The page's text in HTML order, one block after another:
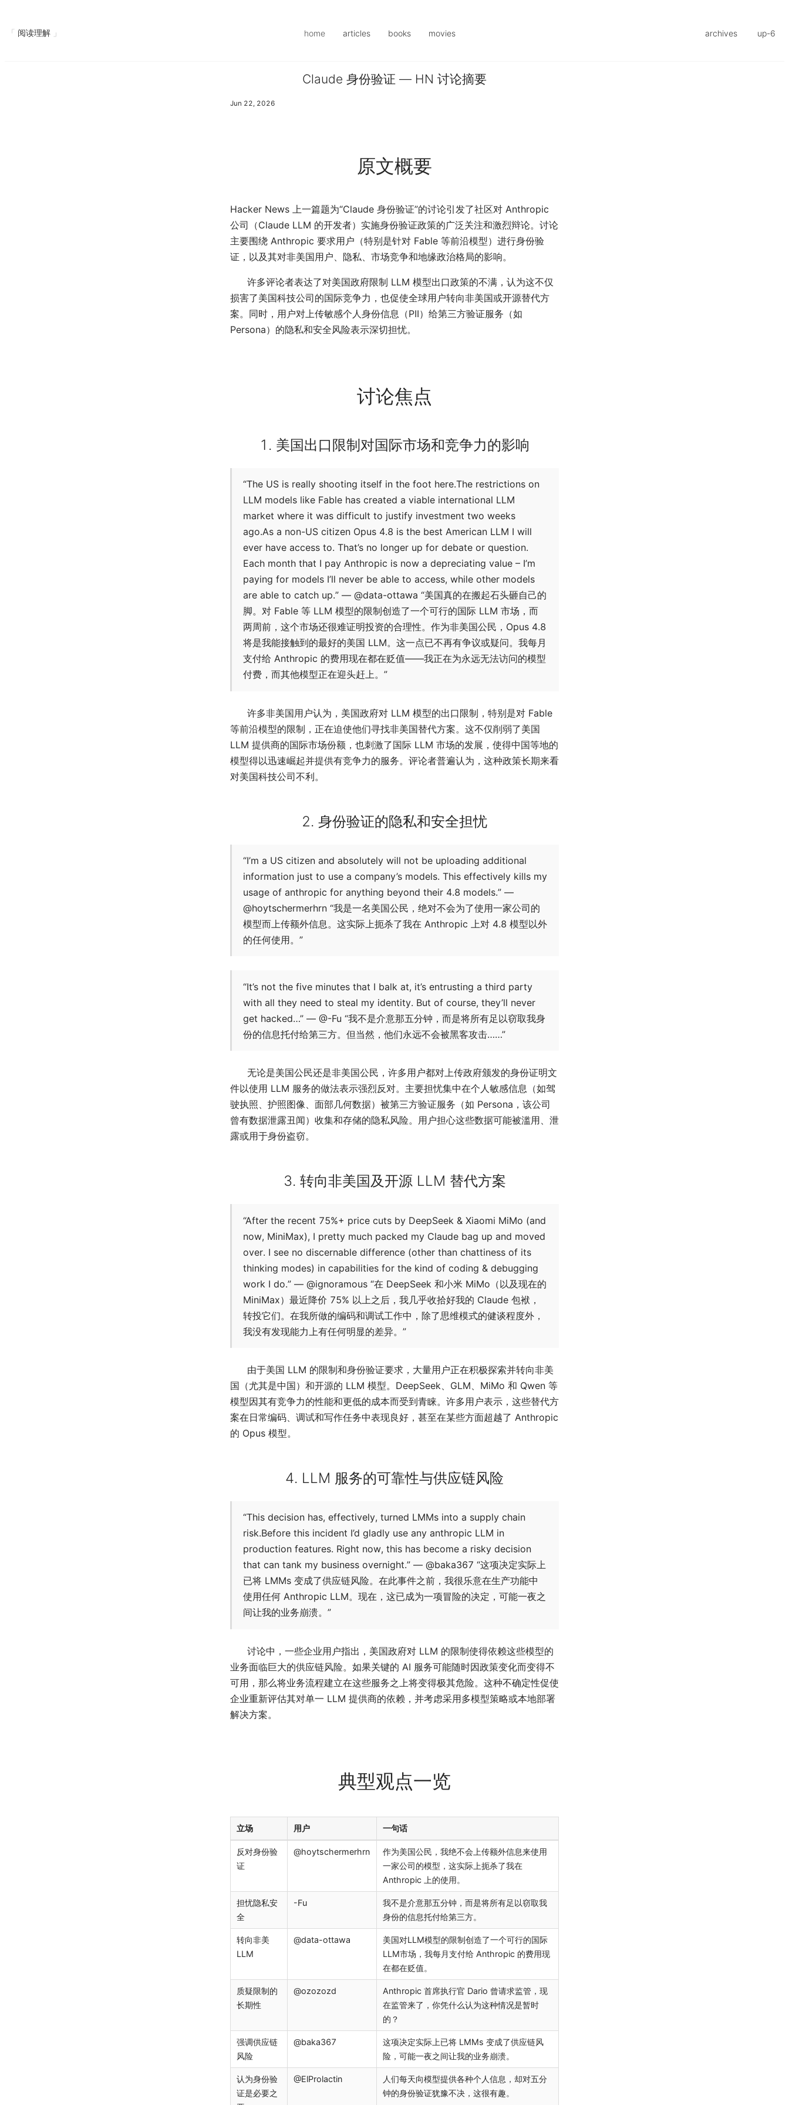
阅读理解 home articles books movies archives up-6
Claude 身份验证 — HN 讨论摘要
Jun 22, 2026
原文概要
Hacker News 上一篇题为“Claude 身份验证”的讨论引发了社区对 Anthropic
公司（Claude LLM 的开发者）实施身份验证政策的广泛关注和激烈辩论。讨论
主要围绕 Anthropic 要求用户（特别是针对 Fable 等前沿模型）进行身份验
证，以及其对非美国用户、隐私、市场竞争和地缘政治格局的影响。
许多评论者表达了对美国政府限制 LLM 模型出口政策的不满，认为这不仅
损害了美国科技公司的国际竞争力，也促使全球用户转向非美国或开源替代方
案。同时，用户对上传敏感个人身份信息（PII）给第三方验证服务（如
Persona）的隐私和安全风险表示深切担忧。
讨论焦点
1. 美国出口限制对国际市场和竞争力的影响
“The US is really shooting itself in the foot here.The restrictions on
LLM models like Fable has created a viable international LLM
market where it was difficult to justify investment two weeks
ago.As a non-US citizen Opus 4.8 is the best American LLM I will
ever have access to. That’s no longer up for debate or question.
Each month that I pay Anthropic is now a depreciating value – I’m
paying for models I’ll never be able to access, while other models
are able to catch up.” — @data-ottawa “美国真的在搬起石头砸自己的
脚。对 Fable 等 LLM 模型的限制创造了一个可行的国际 LLM 市场，而
两周前，这个市场还很难证明投资的合理性。作为非美国公民，Opus 4.8
将是我能接触到的最好的美国 LLM。这一点已不再有争议或疑问。我每月
支付给 Anthropic 的费用现在都在贬值——我正在为永远无法访问的模型
付费，而其他模型正在迎头赶上。”
许多非美国用户认为，美国政府对 LLM 模型的出口限制，特别是对 Fable
等前沿模型的限制，正在迫使他们寻找非美国替代方案。这不仅削弱了美国
LLM 提供商的国际市场份额，也刺激了国际 LLM 市场的发展，使得中国等地的
模型得以迅速崛起并提供有竞争力的服务。评论者普遍认为，这种政策长期来看
对美国科技公司不利。
2. 身份验证的隐私和安全担忧
“I’m a US citizen and absolutely will not be uploading additional
information just to use a company’s models. This effectively kills my
usage of anthropic for anything beyond their 4.8 models.” —
@hoytschermerhrn “我是一名美国公民，绝对不会为了使用一家公司的
模型而上传额外信息。这实际上扼杀了我在 Anthropic 上对 4.8 模型以外
的任何使用。”
“It’s not the five minutes that I balk at, it’s entrusting a third party
with all they need to steal my identity. But of course, they’ll never
get hacked…” — @-Fu “我不是介意那五分钟，而是将所有足以窃取我身
份的信息托付给第三方。但当然，他们永远不会被黑客攻击……”
无论是美国公民还是非美国公民，许多用户都对上传政府颁发的身份证明文
件以使用 LLM 服务的做法表示强烈反对。主要担忧集中在个人敏感信息（如驾
驶执照、护照图像、面部几何数据）被第三方验证服务（如 Persona，该公司
曾有数据泄露丑闻）收集和存储的隐私风险。用户担心这些数据可能被滥用、泄
露或用于身份盗窃。
3. 转向非美国及开源 LLM 替代方案
“After the recent 75%+ price cuts by DeepSeek & Xiaomi MiMo (and
now, MiniMax), I pretty much packed my Claude bag up and moved
over. I see no discernable difference (other than chattiness of its
thinking modes) in capabilities for the kind of coding & debugging
work I do.” — @ignoramous “在 DeepSeek 和小米 MiMo（以及现在的
MiniMax）最近降价 75% 以上之后，我几乎收拾好我的 Claude 包袱，
转投它们。在我所做的编码和调试工作中，除了思维模式的健谈程度外，
我没有发现能力上有任何明显的差异。”
由于美国 LLM 的限制和身份验证要求，大量用户正在积极探索并转向非美
国（尤其是中国）和开源的 LLM 模型。DeepSeek、GLM、MiMo 和 Qwen 等
模型因其有竞争力的性能和更低的成本而受到青睐。许多用户表示，这些替代方
案在日常编码、调试和写作任务中表现良好，甚至在某些方面超越了 Anthropic
的 Opus 模型。
4. LLM 服务的可靠性与供应链风险
“This decision has, effectively, turned LMMs into a supply chain
risk.Before this incident I’d gladly use any anthropic LLM in
production features. Right now, this has become a risky decision
that can tank my business overnight.” — @baka367 “这项决定实际上
已将 LMMs 变成了供应链风险。在此事件之前，我很乐意在生产功能中
使用任何 Anthropic LLM。现在，这已成为一项冒险的决定，可能一夜之
间让我的业务崩溃。”
讨论中，一些企业用户指出，美国政府对 LLM 的限制使得依赖这些模型的
业务面临巨大的供应链风险。如果关键的 AI 服务可能随时因政策变化而变得不
可用，那么将业务流程建立在这些服务之上将变得极其危险。这种不确定性促使
企业重新评估其对单一 LLM 提供商的依赖，并考虑采用多模型策略或本地部署
解决方案。
典型观点一览
立场 用户 一句话
反对身份验
证
@hoytschermerhrn
作为美国公民，我绝不会上传额外信息来使用
一家公司的模型，这实际上扼杀了我在
Anthropic 上的使用。
担忧隐私安
全
-Fu
我不是介意那五分钟，而是将所有足以窃取我
身份的信息托付给第三方。
转向非美
LLM
@data-ottawa
美国对LLM模型的限制创造了一个可行的国际
LLM市场，我每月支付给 Anthropic 的费用现
在都在贬值。
质疑限制的
长期性
@ozozozd
Anthropic 首席执行官 Dario 曾请求监管，现
在监管来了，你凭什么认为这种情况是暂时
的？
强调供应链
风险
@baka367
这项决定实际上已将 LMMs 变成了供应链风
险，可能一夜之间让我的业务崩溃。
认为身份验
证是必要之
@ElProlactin
人们每天向模型提供各种个人信息，却对五分
钟的身份验证犹豫不决，这很有趣。